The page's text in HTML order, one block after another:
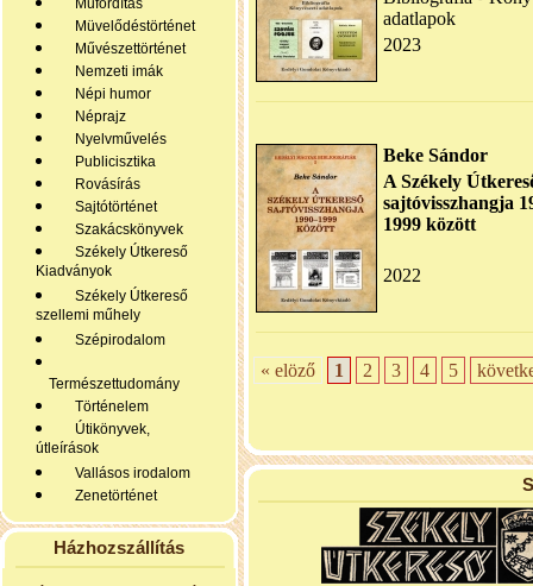
Műfordítás
Müvelődéstörténet
Művészettörténet
Nemzeti imák
Népi humor
Néprajz
Nyelvművelés
Publicisztika
Rovásírás
Sajtótörténet
Szakácskönyvek
Székely Útkereső
Kiadványok
Székely Útkereső
szellemi műhely
Szépirodalom
Természettudomány
Történelem
Útikönyvek,
útleírások
Vallásos irodalom
Zenetörténet
Házhozszállítás
adatlapok
2023
Beke Sándor
A Székely
sajtóvisszhangja
1999 között
2022
« elöző 1 2 3 4 5